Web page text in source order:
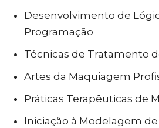
Desenvolvimento de
Programação
Técnicas de Tratamento
Artes da Maquiagem
Práticas Terapêuticas de
Iniciação à Modelagem